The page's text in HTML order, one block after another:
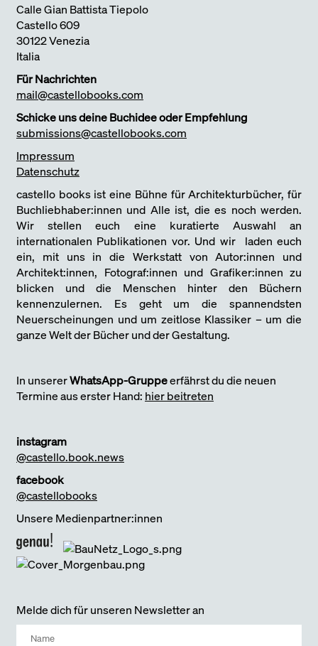
Calle Gian Battista Tiepolo
Castello 609
30122 Venezia
Italia
Für Nachrichten
mail@castellobooks.com
Schicke uns deine Buchidee oder Empfehlung
submissions@castellobooks.com
Impressum
Datenschutz
castello books ist eine Bühne für Architekturbücher, für
Buchliebhaber:innen und Alle ist, die es noch werden.
Wir stellen euch eine kuratierte Auswahl an
internationalen Publikationen vor. Und wir laden euch
ein, mit uns in die Werkstatt von Autor:innen und
Architekt:innen, Fotograf:innen und Grafiker:innen zu
blicken und die Menschen hinter den Büchern
kennenzulernen. Es geht um die spannendsten
Neuerscheinungen und um zeitlose Klassiker – um die
ganze Welt der Bücher und der Gestaltung.
In unsererWhatsApp-Gruppeerfährst du die neuen
Termine aus erster Hand: hier beitreten
instagram
@castello.book.news
facebook
@castellobooks
Unsere Medienpartner:innen
Melde dich für unseren Newsletter an